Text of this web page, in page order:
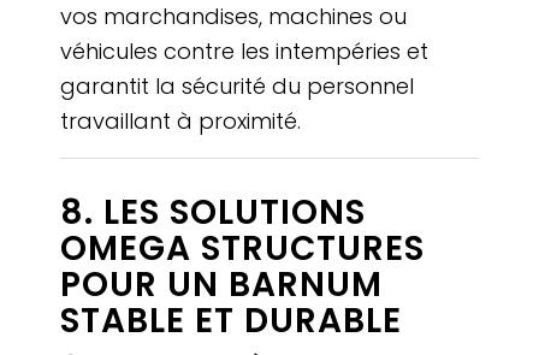
vos marchandises, machines ou
véhicules contre les intempéries et
garantit la sécurité du personnel
travaillant à proximité.
8. LES SOLUTIONS
OMEGA STRUCTURES
POUR UN BARNUM
STABLE ET DURABLE